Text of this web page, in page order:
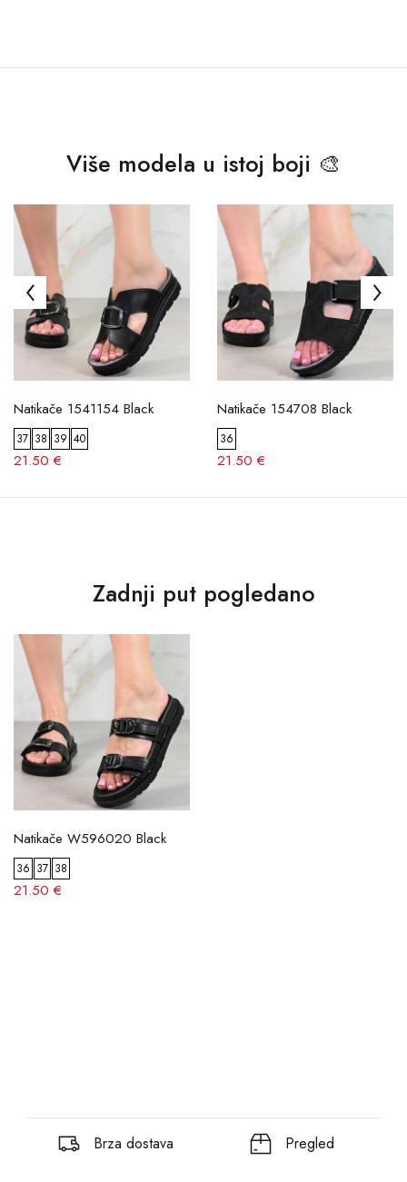
Više modela u istoj boji 🎨
Natikače 1541154 Black
37 38 39 40
21.50 €
Natikače 154708 Black
36
21.50 €
Zadnji put pogledano
Natikače W596020 Black
36 37 38
21.50 €
Brza dostava Pregled